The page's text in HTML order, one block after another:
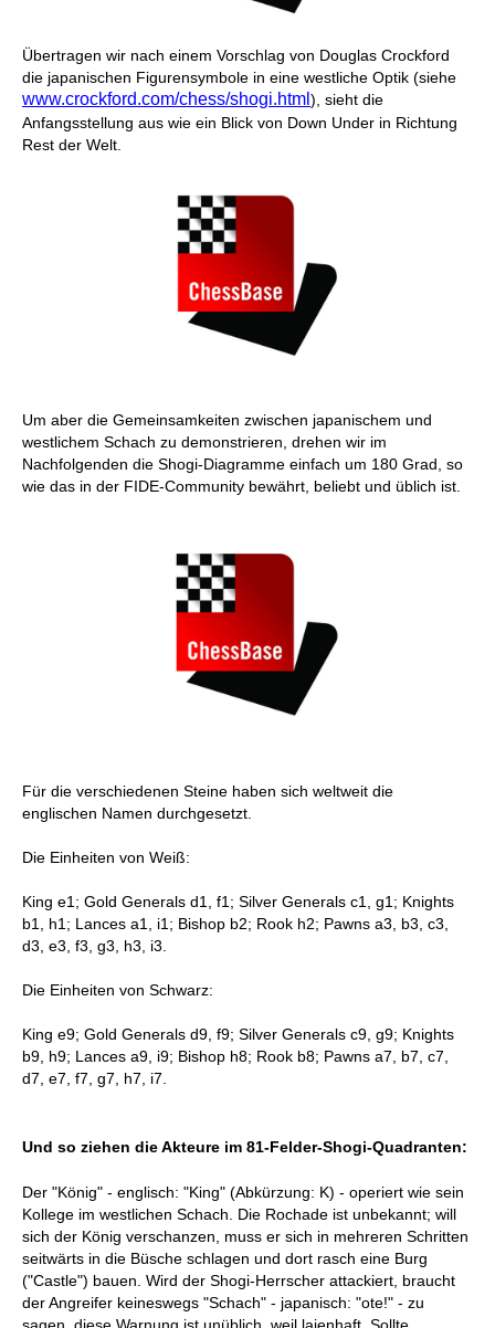
Übertragen wir nach einem Vorschlag von Douglas Crockford
die japanischen Figurensymbole in eine westliche Optik (siehe
www.crockford.com/chess/shogi.html ), sieht die
Anfangsstellung aus wie ein Blick von Down Under in Richtung
Rest der Welt.
Um aber die Gemeinsamkeiten zwischen japanischem und
westlichem Schach zu demonstrieren, drehen wir im
Nachfolgenden die Shogi-Diagramme einfach um 180 Grad, so
wie das in der FIDE-Community bewährt, beliebt und üblich ist.
Für die verschiedenen Steine haben sich weltweit die
englischen Namen durchgesetzt.
Die Einheiten von Weiß:
King e1; Gold Generals d1, f1; Silver Generals c1, g1; Knights
b1, h1; Lances a1, i1; Bishop b2; Rook h2; Pawns a3, b3, c3,
d3, e3, f3, g3, h3, i3.
Die Einheiten von Schwarz:
King e9; Gold Generals d9, f9; Silver Generals c9, g9; Knights
b9, h9; Lances a9, i9; Bishop h8; Rook b8; Pawns a7, b7, c7,
d7, e7, f7, g7, h7, i7.
Und so ziehen die Akteure im 81-Felder-Shogi-Quadranten:
Der "König" - englisch: "King" (Abkürzung: K) - operiert wie sein
Kollege im westlichen Schach. Die Rochade ist unbekannt; will
sich der König verschanzen, muss er sich in mehreren Schritten
seitwärts in die Büsche schlagen und dort rasch eine Burg
("Castle") bauen. Wird der Shogi-Herrscher attackiert, braucht
der Angreifer keineswegs "Schach" - japanisch: "ote!" - zu